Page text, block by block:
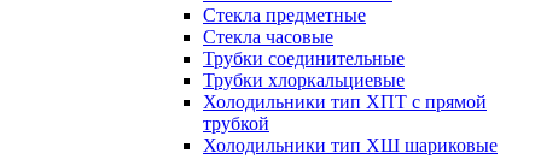
Стекла предметные
Стекла часовые
Трубки соединительные
Трубки хлоркальциевые
Холодильники тип ХПТ с прямой
трубкой
Холодильники тип ХШ шариковые